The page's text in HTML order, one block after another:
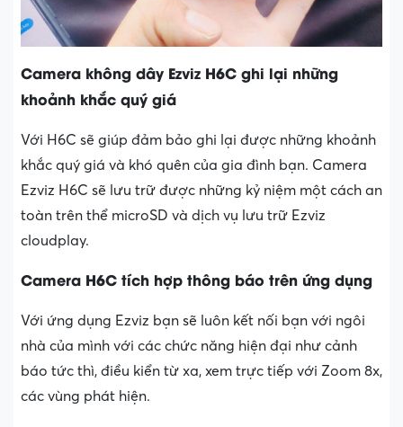
Camera không dây Ezviz H6C ghi lại những
khoảnh khắc quý giá
Với H6C sẽ giúp đảm bảo ghi lại được những khoảnh
khắc quý giá và khó quên của gia đình bạn. Camera
Ezviz H6C sẽ lưu trữ được những kỷ niệm một cách an
toàn trên thể microSD và dịch vụ lưu trữ Ezviz
cloudplay.
Camera H6C tích hợp thông báo trên ứng dụng
Với ứng dụng Ezviz bạn sẽ luôn kết nối bạn với ngôi
nhà của mình với các chức năng hiện đại như cảnh
báo tức thì, điều kiển từ xa, xem trực tiếp với Zoom 8x,
các vùng phát hiện.